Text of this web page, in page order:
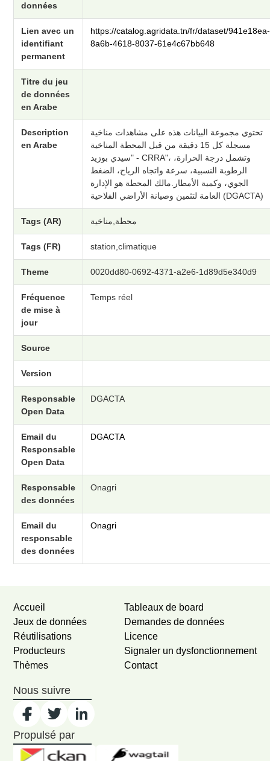
données
Lien avec un
identifiant
permanent
https://catalog.agridata.tn/fr/dataset/941e18ea-
8a6b-4618-8037-61e4c67bb648
Titre du jeu
de données
en Arabe
Description
en Arabe
تحتوي مجموعة البيانات هذه على مشاهدات مناخية
مسجلة كل 15 دقيقة من قبل المحطة المناخية
"سيدي بوزيد - CRRA"، وتشمل درجة الحرارة،
الرطوبة النسبية، سرعة واتجاه الرياح، الضغط
الجوي، وكمية الأمطار.مالك المحطة هو الإدارة
العامة لتثمين وصيانة الأراضي الفلاحية (DGACTA)
Tags (AR) محطة,مناخية
Tags (FR) station,climatique
Theme 0020dd80-0692-4371-a2e6-1d89d5e340d9
Fréquence
de mise à
jour
Temps réel
Source
Version
Responsable
Open Data
DGACTA
Email du
Responsable
Open Data
DGACTA
Responsable
des données
Onagri
Email du
responsable
des données
Onagri
Accueil
Jeux de données
Réutilisations
Producteurs
Thèmes
Tableaux de board
Demandes de données
Licence
Signaler un dysfonctionnement
Contact
Nous suivre
Propulsé par